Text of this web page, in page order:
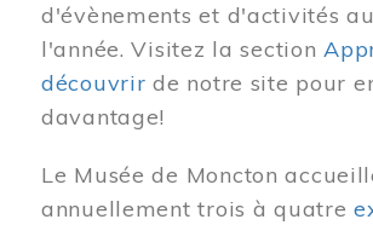
d'évènements et d'activités
l'année. Visitez la section
découvrir de notre site pour
davantage!
Le Musée de Moncton
annuellement trois à quatre